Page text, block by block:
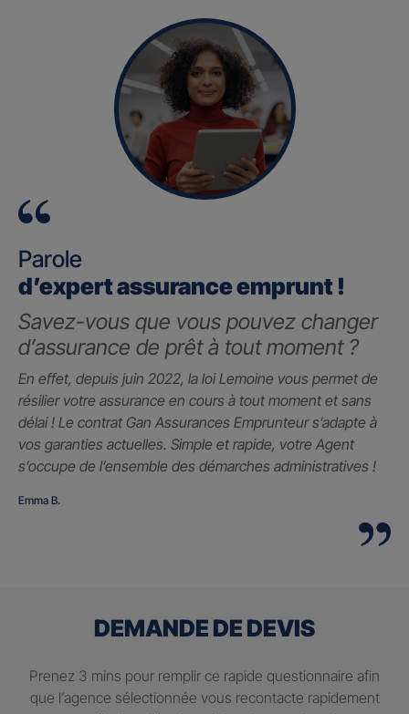
Parole
d’expert assurance emprunt !
Savez-vous que vous pouvez changer
d’assurance de prêt à tout moment ?
En effet, depuis juin 2022, la loi Lemoine vous permet de
résilier votre assurance en cours à tout moment et sans
délai ! Le contrat Gan Assurances Emprunteur s’adapte à
vos garanties actuelles. Simple et rapide, votre Agent
s’occupe de l’ensemble des démarches administratives !
Emma B.
DEMANDE DE DEVIS
Prenez 3 mins pour remplir ce rapide questionnaire afin
que l’agence sélectionnée vous recontacte rapidement